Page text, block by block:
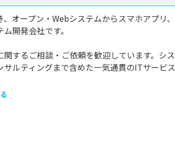
オープン・Webシステムからスマホアプリ
開発会社です。
するご相談・ご依頼を歓迎しています。シ
ルティングまで含めた一気通貫のITサービ